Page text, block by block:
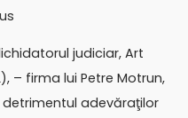
judiciar, Art
– firma lui Petre Motrun,
detrimentul adevăraţilor